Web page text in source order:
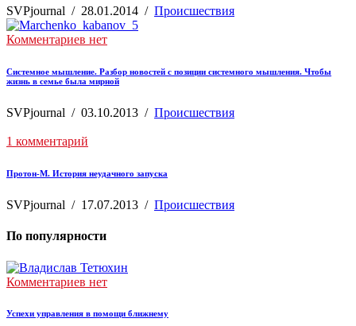
SVPjournal / 28.01.2014 / Происшествия
Комментариев нет
Системное мышление. Разбор новостей с позиции системного мышления. Чтобы
жизнь в семье была мирной
SVPjournal / 03.10.2013 / Происшествия
1 комментарий
Протон-М. История неудачного запуска
SVPjournal / 17.07.2013 / Происшествия
По популярности
Комментариев нет
Успехи управления в помощи ближнему